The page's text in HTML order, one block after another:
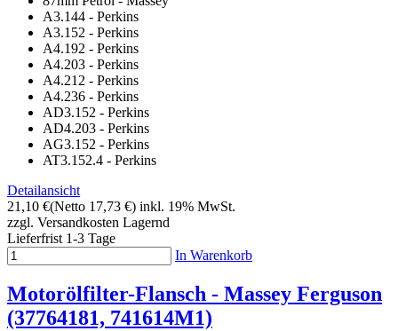
A3.144 - Perkins
A3.152 - Perkins
A4.192 - Perkins
A4.203 - Perkins
A4.212 - Perkins
A4.236 - Perkins
AD3.152 - Perkins
AD4.203 - Perkins
AG3.152 - Perkins
AT3.152.4 - Perkins
Detailansicht
21,10 €(Netto 17,73 €) inkl. 19% MwSt.
zzgl. Versandkosten Lagernd
Lieferfrist 1-3 Tage
In Warenkorb
Motorölfilter-Flansch - Massey Ferguson
(37764181, 741614M1)